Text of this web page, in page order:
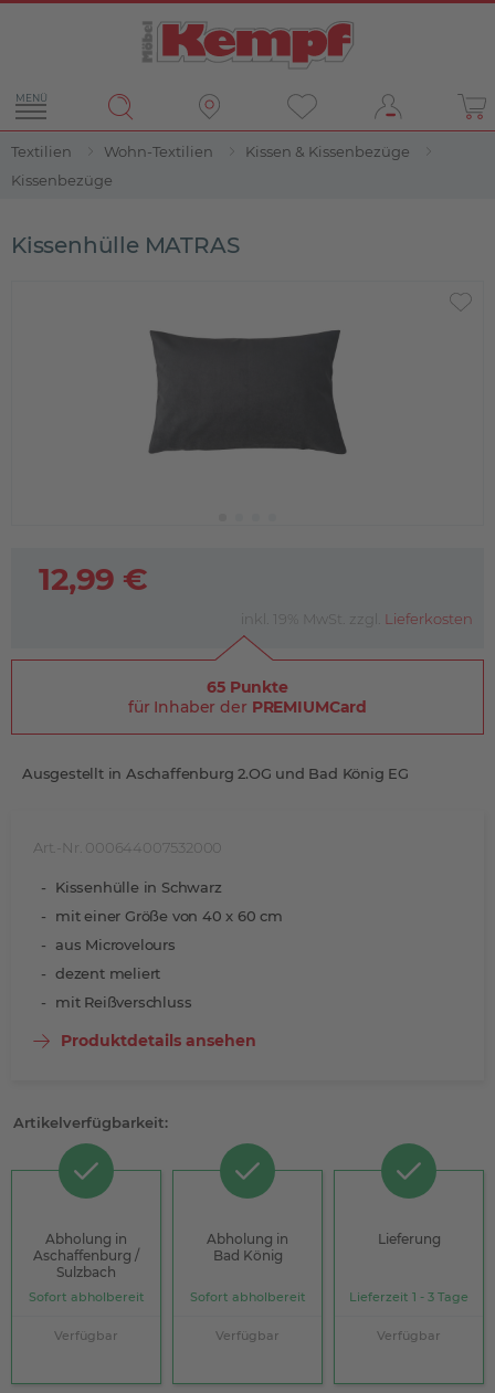
MENÜ
Textilien Wohn-Textilien
Kissen & Kissenbezüge
Kissenbezüge
Kissenhülle MATRAS
Art.-Nr. 000644007532000
Kissenhülle in Schwarz
mit einer Größe von 40 x 60 cm
aus Microvelours
dezent meliert
mit Reißverschluss
Produktdetails ansehen
Artikelverfügbarkeit:
Abholung in
Aschaffenburg /
Sulzbach
Sofort abholbereit
Verfügbar
Abholung in
Bad König
Sofort abholbereit
Verfügbar
Lieferung
Lieferzeit 1 - 3 Tage
Verfügbar
12,99 €
inkl. 19% MwSt. zzgl. Lieferkosten
65 Punkte
für Inhaber der PREMIUMCard
Ausgestellt in Aschaffenburg 2.OG und Bad König EG